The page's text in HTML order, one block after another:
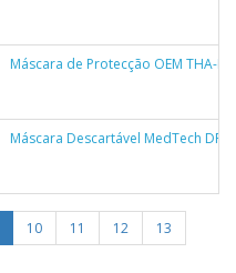
Máscara de Protecção OEM THA-
Máscara Descartável MedTech
10 11 12
13